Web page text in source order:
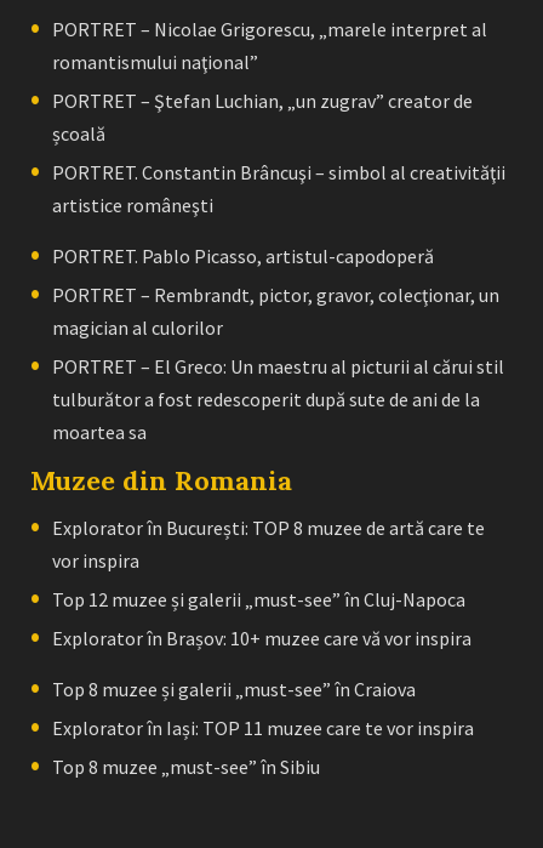
PORTRET – Nicolae Grigorescu, „marele interpret al
romantismului naţional”
PORTRET – Ştefan Luchian, „un zugrav” creator de
școală
PORTRET. Constantin Brâncuşi – simbol al creativităţii
artistice româneşti
PORTRET. Pablo Picasso, artistul-capodoperă
PORTRET – Rembrandt, pictor, gravor, colecţionar, un
magician al culorilor
PORTRET – El Greco: Un maestru al picturii al cărui stil
tulburător a fost redescoperit după sute de ani de la
moartea sa
Muzee din Romania
Explorator în București: TOP 8 muzee de artă care te
vor inspira
Top 12 muzee și galerii „must-see” în Cluj-Napoca
Explorator în Brașov: 10+ muzee care vă vor inspira
Top 8 muzee și galerii „must-see” în Craiova
Explorator în Iași: TOP 11 muzee care te vor inspira
Top 8 muzee „must-see” în Sibiu